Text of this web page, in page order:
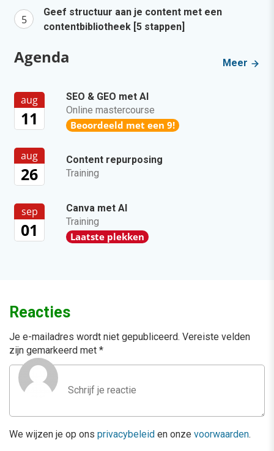
Geef structuur aan je content met een
contentbibliotheek [5 stappen]
Agenda Meer
aug
11
SEO & GEO met AI
Online mastercourse
Beoordeeld met een 9!
aug
26
Content repurposing
Training
sep
01
Canva met AI
Training
Laatste plekken
Reacties
Je e-mailadres wordt niet gepubliceerd. Vereiste velden
zijn gemarkeerd met *
We wijzen je op ons privacybeleid en onze voorwaarden.